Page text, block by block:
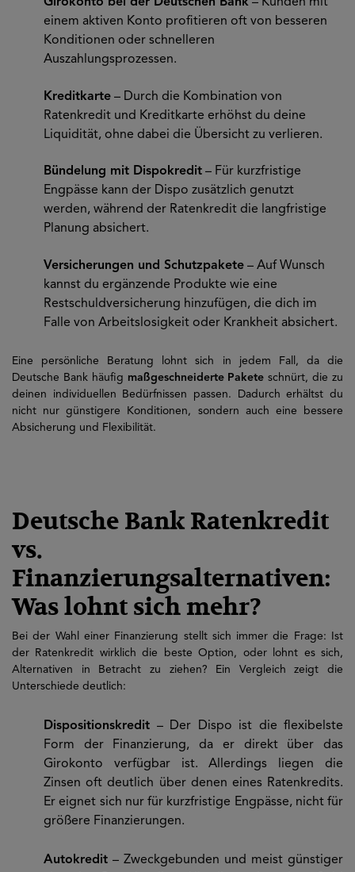
einem aktiven Konto profitieren oft von besseren
Konditionen oder schnelleren
Auszahlungsprozessen.
Kreditkarte – Durch die Kombination von
Ratenkredit und Kreditkarte erhöhst du deine
Liquidität, ohne dabei die Übersicht zu verlieren.
Bündelung mit Dispokredit – Für kurzfristige
Engpässe kann der Dispo zusätzlich genutzt
werden, während der Ratenkredit die langfristige
Planung absichert.
Versicherungen und Schutzpakete – Auf Wunsch
kannst du ergänzende Produkte wie eine
Restschuldversicherung hinzufügen, die dich im
Falle von Arbeitslosigkeit oder Krankheit absichert.
Eine persönliche Beratung lohnt sich in jedem Fall, da die
Deutsche Bank häufig maßgeschneiderte Pakete schnürt, die zu
deinen individuellen Bedürfnissen passen. Dadurch erhältst du
nicht nur günstigere Konditionen, sondern auch eine bessere
Absicherung und Flexibilität.
Deutsche Bank Ratenkredit
vs.
Finanzierungsalternativen:
Was lohnt sich mehr?
Bei der Wahl einer Finanzierung stellt sich immer die Frage: Ist
der Ratenkredit wirklich die beste Option, oder lohnt es sich,
Alternativen in Betracht zu ziehen? Ein Vergleich zeigt die
Unterschiede deutlich:
Dispositionskredit – Der Dispo ist die flexibelste
Form der Finanzierung, da er direkt über das
Girokonto verfügbar ist. Allerdings liegen die
Zinsen oft deutlich über denen eines Ratenkredits.
Er eignet sich nur für kurzfristige Engpässe, nicht für
größere Finanzierungen.
Autokredit – Zweckgebunden und meist günstiger